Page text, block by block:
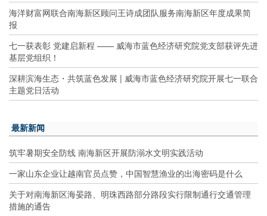
海洋财富网联合南海新区顾问王诗成团队服务南海新区年度成果简
报
七一获表彰 党建启新程 —— 威海市蓝色经济研究院党支部获评先进
基层党组织！
深耕滨海生态・共筑蓝色发展 | 威海市蓝色经济研究院开展七一联合
主题党日活动
最新新闻
筑牢暑期安全防线 南海新区开展防溺水文明实践活动
一家山东企业让越南官员点赞，中国智慧渔业的出海密码是什么
关于对南海新区海晏路、明珠西路部分路段实行限制通行交通管理
措施的通告